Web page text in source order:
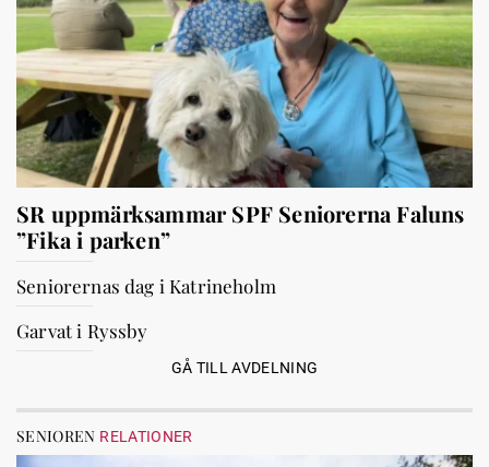
SR uppmärksammar SPF Seniorerna Faluns
”Fika i parken”
Seniorernas dag i Katrineholm
Garvat i Ryssby
GÅ TILL AVDELNING
SENIOREN RELATIONER